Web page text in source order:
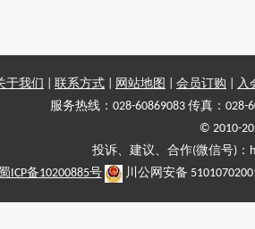
于我们 联系方式 网站地图 会员订购
入
服务热线：028-60869083 传真：028-
© 2010-
投诉、建议、合作(微信号)
ICP备10200885号
川公网安备